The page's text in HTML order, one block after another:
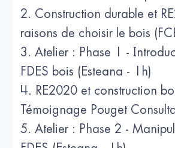
2. Construction durable et
raisons de choisir le bois
3. Atelier : Phase 1 -
FDES bois (Esteana - 1h)
4. RE2020 et construction
Témoignage Pouget
5. Atelier : Phase 2 -